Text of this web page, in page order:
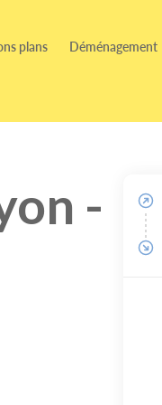
plans Déménagement
-